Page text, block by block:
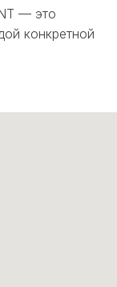
— это
конкретной